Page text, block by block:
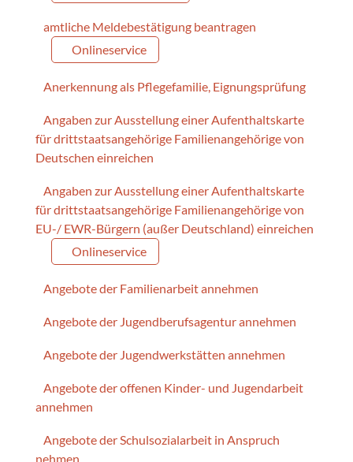
amtliche Meldebestätigung beantragen
Onlineservice
Anerkennung als Pflegefamilie, Eignungsprüfung
Angaben zur Ausstellung einer Aufenthaltskarte
für drittstaatsangehörige Familienangehörige von
Deutschen einreichen
Angaben zur Ausstellung einer Aufenthaltskarte
für drittstaatsangehörige Familienangehörige von
EU-/ EWR-Bürgern (außer Deutschland) einreichen
Onlineservice
Angebote der Familienarbeit annehmen
Angebote der Jugendberufsagentur annehmen
Angebote der Jugendwerkstätten annehmen
Angebote der offenen Kinder- und Jugendarbeit
annehmen
Angebote der Schulsozialarbeit in Anspruch
nehmen